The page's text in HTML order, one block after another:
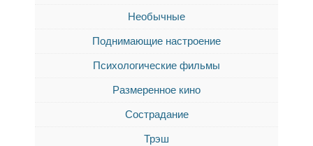
Необычные
Поднимающие настроение
Психологические фильмы
Размеренное кино
Сострадание
Трэш